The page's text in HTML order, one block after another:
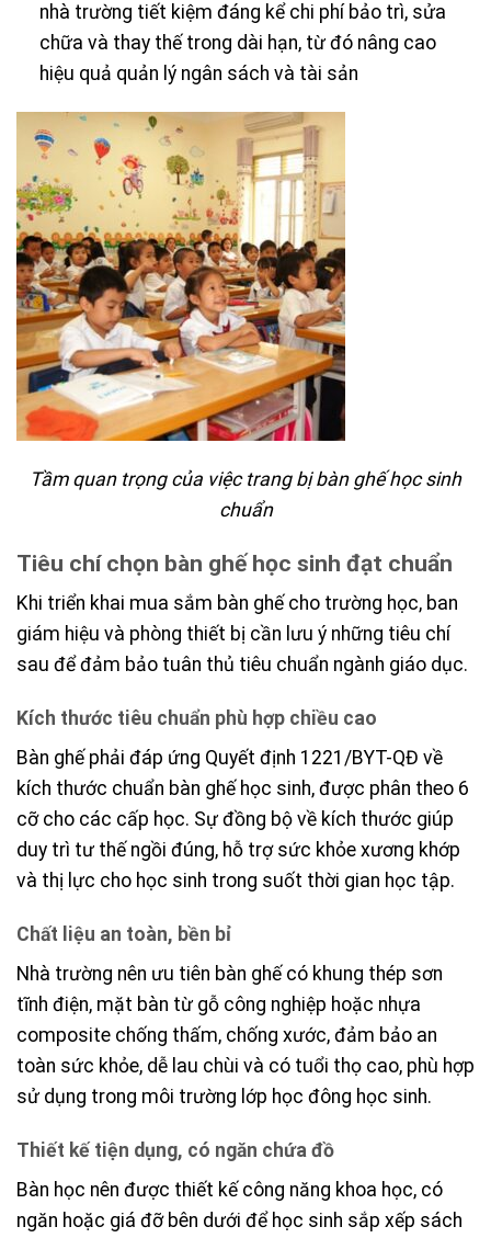
nhà trường tiết kiệm đáng kể chi phí bảo trì, sửa
chữa và thay thế trong dài hạn, từ đó nâng cao
hiệu quả quản lý ngân sách và tài sản
Tầm quan trọng của việc trang bị bàn ghế học sinh
chuẩn
Tiêu chí chọn bàn ghế học sinh đạt chuẩn
Khi triển khai mua sắm bàn ghế cho trường học, ban
giám hiệu và phòng thiết bị cần lưu ý những tiêu chí
sau để đảm bảo tuân thủ tiêu chuẩn ngành giáo dục.
Kích thước tiêu chuẩn phù hợp chiều cao
Bàn ghế phải đáp ứng Quyết định 1221/BYT-QĐ về
kích thước chuẩn bàn ghế học sinh, được phân theo 6
cỡ cho các cấp học. Sự đồng bộ về kích thước giúp
duy trì tư thế ngồi đúng, hỗ trợ sức khỏe xương khớp
và thị lực cho học sinh trong suốt thời gian học tập.
Chất liệu an toàn, bền bỉ
Nhà trường nên ưu tiên bàn ghế có khung thép sơn
tĩnh điện, mặt bàn từ gỗ công nghiệp hoặc nhựa
composite chống thấm, chống xước, đảm bảo an
toàn sức khỏe, dễ lau chùi và có tuổi thọ cao, phù hợp
sử dụng trong môi trường lớp học đông học sinh.
Thiết kế tiện dụng, có ngăn chứa đồ
Bàn học nên được thiết kế công năng khoa học, có
ngăn hoặc giá đỡ bên dưới để học sinh sắp xếp sách